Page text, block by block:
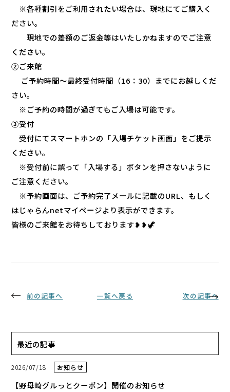
※各種割引をご利用されたい場合は、現地にてご購入く
ださい。
現地での差額のご返金等はいたしかねますのでご注意
ください。
②ご来館
ご予約時間～最終受付時間（16：30）までにお越しくだ
さい。
※ご予約の時間が過ぎてもご入場は可能です。
③受付
受付にてスマートホンの「入場チケット画面」をご提示
ください。
※受付前に誤って「入場する」ボタンを押さないように
ご注意ください。
※予約画面は、ご予約完了メールに記載のURL、もしく
はじゃらんnetマイページより表示ができます。
皆様のご来館をお待ちしております❥❥🦖
前の記事へ 一覧へ戻る 次の記事へ
最近の記事
2026/07/18 お知らせ
【野母崎グルっとクーポン】開催のお知らせ